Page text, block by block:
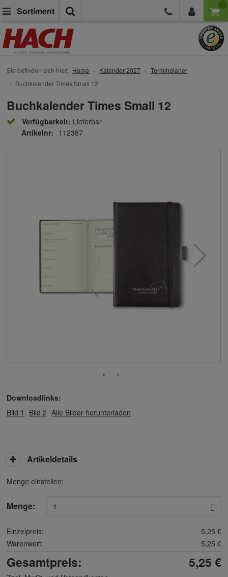
Sortiment
Sie befinden sich hier: Home Kalender 2027
Terminplaner
Buchkalender Times Small 12
Buchkalender Times Small 12
Verfügbarkeit: Lieferbar
Artikelnr: 112387
Downloadlinks:
Bild 1
Bild 2 Alle Bilder herunterladen
Menge einstellen:
Menge:
Einzelpreis:
5,25 €
Warenwert:
5,25 €
Gesamtpreis: 5,25 €
Artikeldetails